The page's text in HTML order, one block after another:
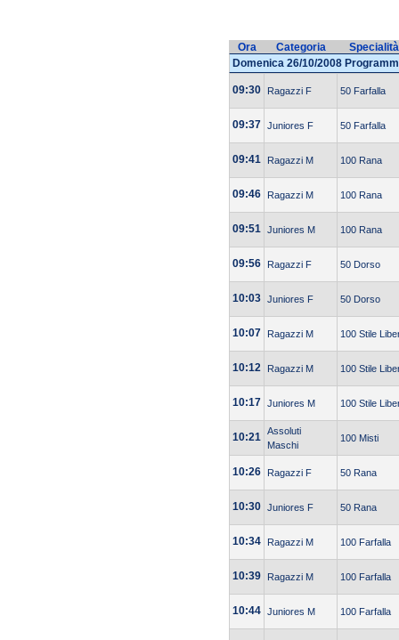
Ora Categoria
Specialità
Domenica 26/10/2008
09:30 Ragazzi F 50 Farfalla
09:37 Juniores F 50 Farfalla
09:41 Ragazzi M 100 Rana
09:46 Ragazzi M 100 Rana
09:51 Juniores M 100 Rana
09:56 Ragazzi F 50 Dorso
10:03 Juniores F 50 Dorso
10:07 Ragazzi M 100 Stile
10:12 Ragazzi M 100 Stile
10:17 Juniores M 100 Stile
10:21 Assoluti
Maschi
100 Misti
10:26 Ragazzi F 50 Rana
10:30 Juniores F 50 Rana
10:34 Ragazzi M 100 Farfalla
10:39 Ragazzi M 100 Farfalla
10:44 Juniores M 100 Farfalla